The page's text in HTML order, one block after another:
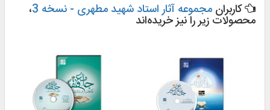
کاربران مجموعه آثار استاد شهید مطهری - نسخه 3 ،
محصولات زیر را نیز خریده‌اند